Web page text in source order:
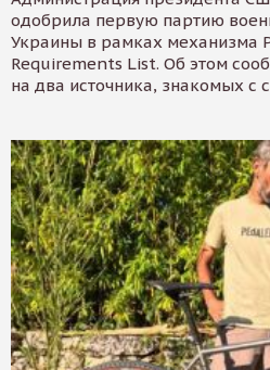
одобрила первую партию
Украины в рамках механизма
Requirements List. Об этом
на два источника, знакомых с